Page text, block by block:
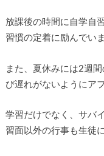
放課後の時間に自学自
習慣の定着に励んでいま
また、夏休みには2週
び遅れがないようにア
学習だけでなく、サバ
習面以外の行事も生徒